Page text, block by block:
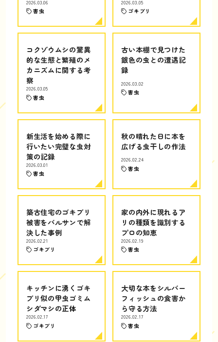
2026.03.06
害虫
2026.03.05
ゴキブリ
コクゾウムシの驚異
的な生態と繁殖のメ
カニズムに関する考
察
2026.03.05
害虫
古い本棚で見つけた
銀色の虫との遭遇記
録
2026.03.02
害虫
新生活を始める際に
行いたい完璧な虫対
策の記録
2026.03.01
害虫
秋の晴れた日に本を
広げる虫干しの作法
2026.02.24
害虫
築古住宅のゴキブリ
被害をバルサンで解
決した事例
2026.02.21
ゴキブリ
家の内外に現れるア
リの種類を識別する
プロの知恵
2026.02.19
害虫
キッチンに湧くゴキ
ブリ似の甲虫ゴミム
シダマシの正体
2026.02.17
ゴキブリ
大切な本をシルバー
フィッシュの食害か
ら守る方法
2026.02.17
害虫